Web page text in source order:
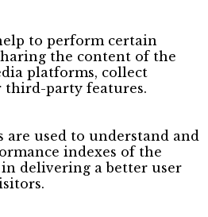
to perform certain
the content of the
platforms, collect
third-party features.
are used to understand and
indexes of the
delivering a better user